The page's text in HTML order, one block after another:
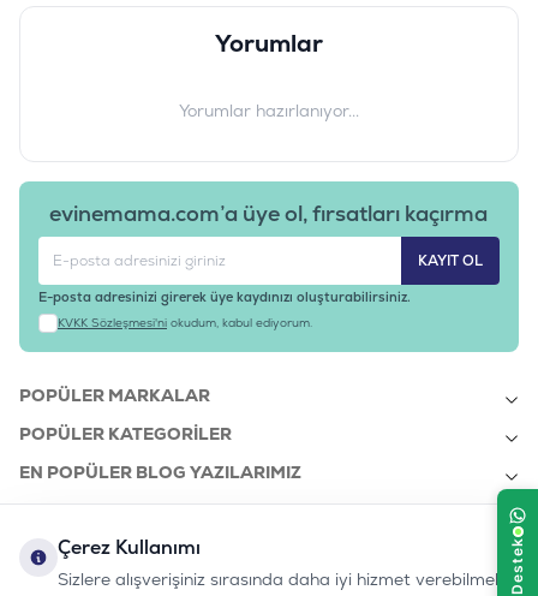
:
9003579008294
Yorumlar
Yorumlar hazırlanıyor...
evinemama.com’a üye ol, fırsatları kaçırma
KAYIT OL
E-posta adresinizi girerek üye kaydınızı oluşturabilirsiniz.
KVKK Sözleşmesi'ni okudum, kabul ediyorum.
POPÜLER MARKALAR
POPÜLER KATEGORILER
EN POPÜLER BLOG YAZILARIMIZ
KURUMSAL
Çerez Kullanımı
Sizlere alışverişiniz sırasında daha iyi hizmet verebilmek